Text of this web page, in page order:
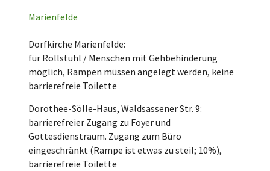
Marienfelde
Dorfkirche Marienfelde:
für Rollstuhl / Menschen mit Gehbehinderung
möglich, Rampen müssen angelegt werden, keine
barrierefreie Toilette
Dorothee-Sölle-Haus, Waldsassener Str. 9:
barrierefreier Zugang zu Foyer und
Gottesdienstraum. Zugang zum Büro
eingeschränkt (Rampe ist etwas zu steil; 10%),
barrierefreie Toilette